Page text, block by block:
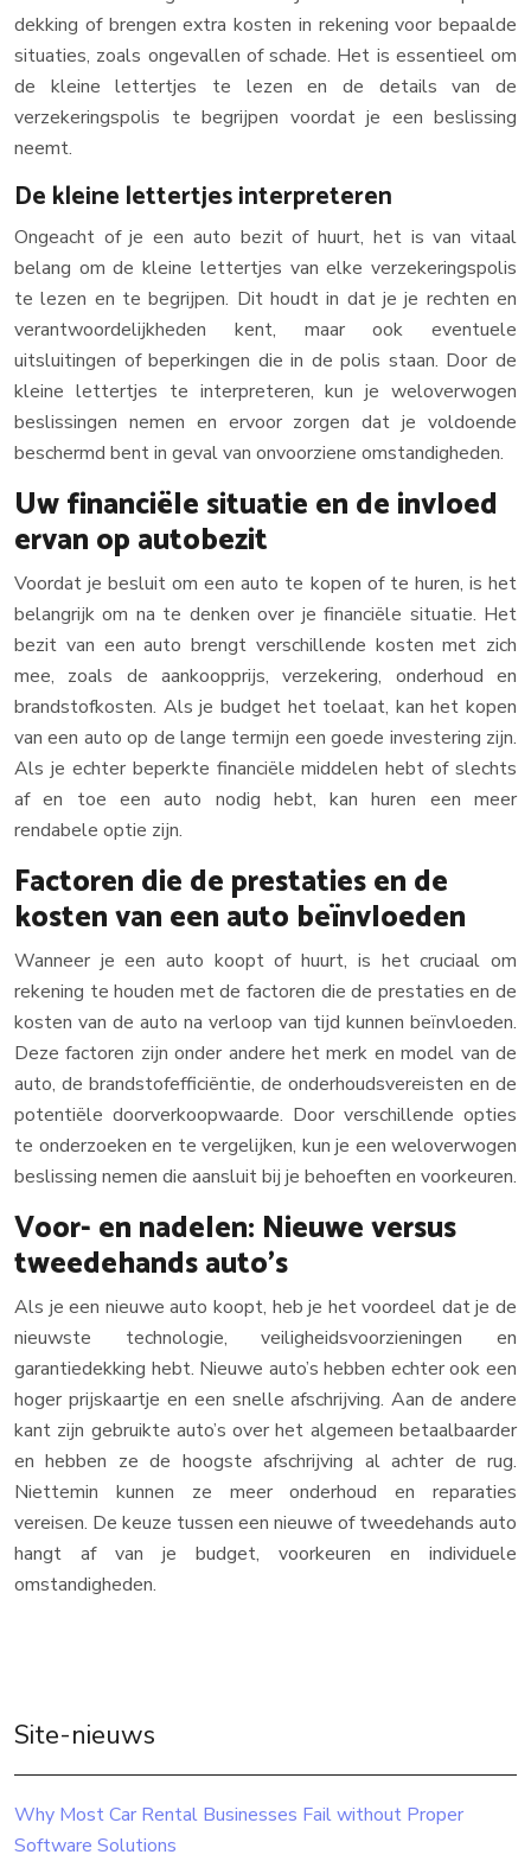
dekking of brengen extra kosten in rekening voor bepaalde
situaties, zoals ongevallen of schade. Het is essentieel om
de kleine lettertjes te lezen en de details van de
verzekeringspolis te begrijpen voordat je een beslissing
neemt.
De kleine lettertjes interpreteren
Ongeacht of je een auto bezit of huurt, het is van vitaal
belang om de kleine lettertjes van elke verzekeringspolis
te lezen en te begrijpen. Dit houdt in dat je je rechten en
verantwoordelijkheden kent, maar ook eventuele
uitsluitingen of beperkingen die in de polis staan. Door de
kleine lettertjes te interpreteren, kun je weloverwogen
beslissingen nemen en ervoor zorgen dat je voldoende
beschermd bent in geval van onvoorziene omstandigheden.
Uw financiële situatie en de invloed
ervan op autobezit
Voordat je besluit om een auto te kopen of te huren, is het
belangrijk om na te denken over je financiële situatie. Het
bezit van een auto brengt verschillende kosten met zich
mee, zoals de aankoopprijs, verzekering, onderhoud en
brandstofkosten. Als je budget het toelaat, kan het kopen
van een auto op de lange termijn een goede investering zijn.
Als je echter beperkte financiële middelen hebt of slechts
af en toe een auto nodig hebt, kan huren een meer
rendabele optie zijn.
Factoren die de prestaties en de
kosten van een auto beïnvloeden
Wanneer je een auto koopt of huurt, is het cruciaal om
rekening te houden met de factoren die de prestaties en de
kosten van de auto na verloop van tijd kunnen beïnvloeden.
Deze factoren zijn onder andere het merk en model van de
auto, de brandstofefficiëntie, de onderhoudsvereisten en de
potentiële doorverkoopwaarde. Door verschillende opties
te onderzoeken en te vergelijken, kun je een weloverwogen
beslissing nemen die aansluit bij je behoeften en voorkeuren.
Voor- en nadelen: Nieuwe versus
tweedehands auto’s
Als je een nieuwe auto koopt, heb je het voordeel dat je de
nieuwste technologie, veiligheidsvoorzieningen en
garantiedekking hebt. Nieuwe auto’s hebben echter ook een
hoger prijskaartje en een snelle afschrijving. Aan de andere
kant zijn gebruikte auto’s over het algemeen betaalbaarder
en hebben ze de hoogste afschrijving al achter de rug.
Niettemin kunnen ze meer onderhoud en reparaties
vereisen. De keuze tussen een nieuwe of tweedehands auto
hangt af van je budget, voorkeuren en individuele
omstandigheden.
Site-nieuws
Why Most Car Rental Businesses Fail without Proper
Software Solutions